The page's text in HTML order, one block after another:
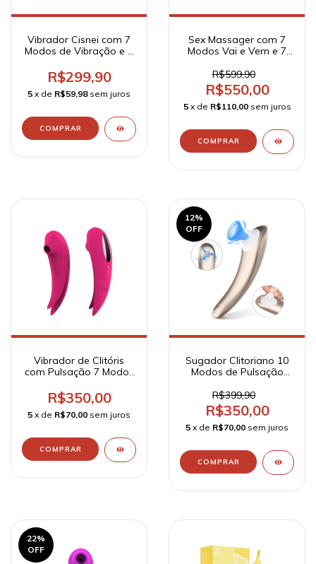
Vibrador Cisnei com 7
Modos de Vibração e 7
Recarregável - SX
R$299,90
5 x de R$59,98 sem juros
Sex Massager com 7
Modos Vai e Vem e 7
Dibe
R$599,90
R$550,00
5 x de R$110,00 sem juros
Vibrador de Clitóris
com Pulsação 7 Modos
Pulsação Recarregável
- SX
R$350,00
5 x de R$70,00 sem juros
12%
OFF
Sugador Clitoriano 10
Modos de Pulsação
Screaming Pro Alex- S-
Hande
R$399,90
R$350,00
5 x de R$70,00 sem juros
22%
OFF